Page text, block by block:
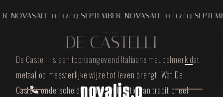
NOVASALE 11/12/13 SEPTEMBER NOVASALE 11/12/13
MERK
DE CASTELLI
De Castelli is een toonaangevend Italiaans meubelmerk dat
metaal op meesterlijke wijze tot leven brengt. Wat De
Castelli onderscheidt, is de combinatie van traditioneel